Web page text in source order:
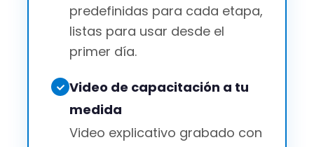
predefinidas para cada etapa,
listas para usar desde el
primer día.
Video de capacitación a tu
medida
Video explicativo grabado con